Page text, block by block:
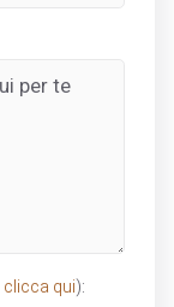
clicca qui):